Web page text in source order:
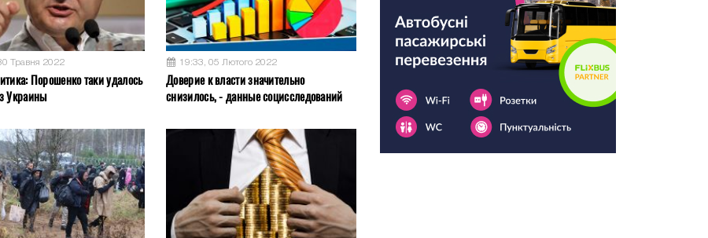
Травня 2022
Порошенко таки удалось
Украины
19:33, 05 Лютого 2022
Доверие к власти значительно
снизилось, - данные социсследований